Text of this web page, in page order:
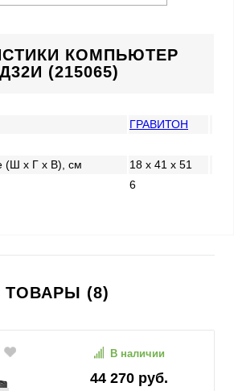
КОМПЬЮТЕР
(215065)
ГРАВИТОН
(Ш x Г x В), см
18 x 41 x 51
6
(8)
44 270 руб.
В наличии